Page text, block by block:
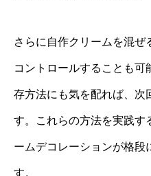
さらに自作クリームを混ぜ
コントロールすることも可
存方法にも気を配れば、次
す。これらの方法を実践す
ームデコレーションが格段
す。